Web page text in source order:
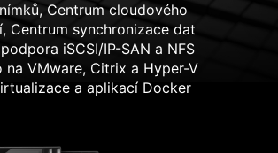
Centrum cloudového
Centrum synchronizace dat
iSCSI/IP-SAN a NFS
na VMware, Citrix a Hyper-V
a aplikací Docker